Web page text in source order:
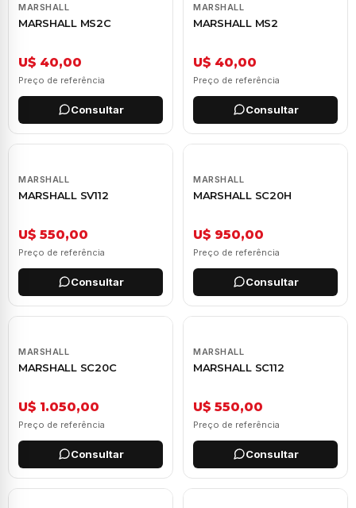
MARSHALL
MARSHALL MS2C
U$ 40,00
Preço de referência
Consultar
MARSHALL
MARSHALL MS2
U$ 40,00
Preço de referência
Consultar
MARSHALL
MARSHALL SV112
U$ 550,00
Preço de referência
Consultar
MARSHALL
MARSHALL SC20H
U$ 950,00
Preço de referência
Consultar
MARSHALL
MARSHALL SC20C
U$ 1.050,00
Preço de referência
Consultar
MARSHALL
MARSHALL SC112
U$ 550,00
Preço de referência
Consultar